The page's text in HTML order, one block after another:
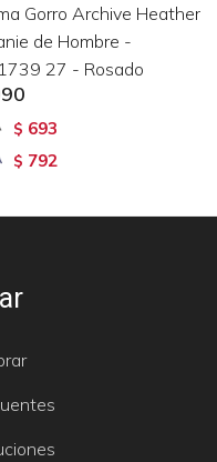
Gorro Archive Heather
de Hombre -
27 - Rosado
$ 693
$ 792